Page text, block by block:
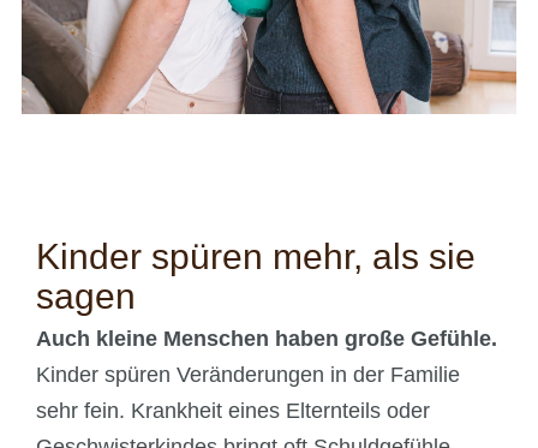
Kinder spüren mehr, als sie
sagen
Auch kleine Menschen haben große Gefühle.
Kinder spüren Veränderungen in der Familie
sehr fein. Krankheit eines Elternteils oder